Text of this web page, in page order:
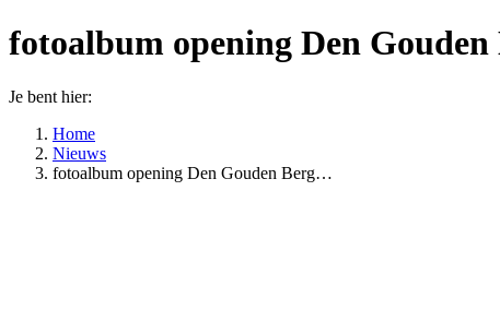
fotoalbum opening Den
Je bent hier:
Home
Nieuws
fotoalbum opening Den Gouden Berg…